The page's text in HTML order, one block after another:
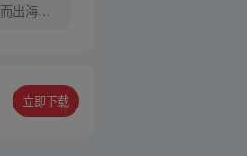
出海，
立即下载